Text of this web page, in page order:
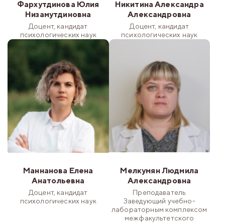
Фархутдинова Юлия
Низамутдиновна
Доцент, кандидат
психологических наук
Никитина Александра
Александровна
Доцент, кандидат
психологических наук
Маннанова Елена
Анатольевна
Доцент, кандидат
психологических наук
Мелкумян Людмила
Александровна
Преподаватель
Заведующий учебно-
лабораторным комплексом
межфакультетского